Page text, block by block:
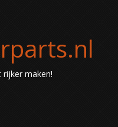
rijker maken!